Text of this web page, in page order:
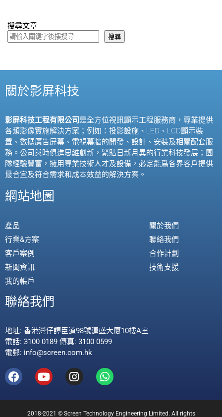
搜尋文章
搜尋
關於影屏科技
影屏科技工程有限公司是全方位視訊顯示工程服務商，專業提供
各類影像實施解決方案；例如：投影設施、 LED 、 LCD顯示裝
置、數碼廣告屏幕、電視幕牆的開發、設計、安裝及相關配套服
務。公司與時俱進思維創新，緊貼日新月異的行業科技發展；團
隊經驗豐富，擁用專業技術人才及設備，必定能爲各界客戶提供
最合宜及符合需求和成本效益的解決方案。
網站地圖
產品
行業&方案
客戶案例
新聞資訊
我的帳戶
關於我們
聯絡我們
合作計劃
技術支援
聯絡我們
地址: 香港灣仔譚臣道98號運盛大廈10樓A室
電話: 3100 0189 傳真: 3100 0599
電郵: info@screen.com.hk
2018-2021 © Screen Technology Engineering Limited. All rights